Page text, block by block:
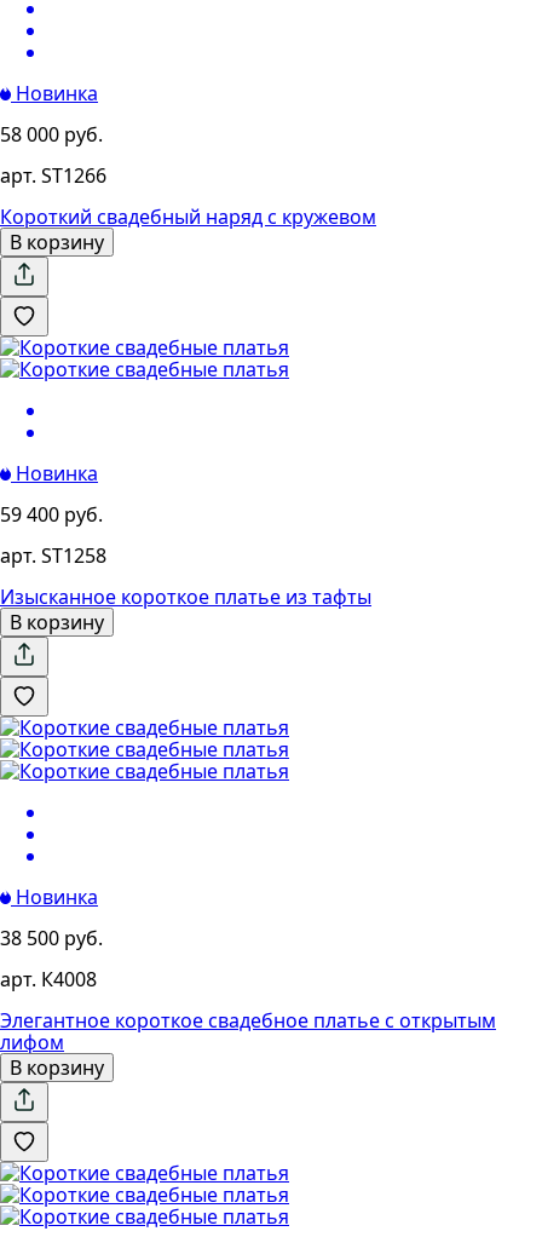
Новинка
58 000 руб.
арт. ST1266
Короткий свадебный наряд с кружевом
В корзину
Новинка
59 400 руб.
арт. ST1258
Изысканное короткое платье из тафты
В корзину
Новинка
38 500 руб.
арт. К4008
Элегантное короткое свадебное платье с открытым
лифом
В корзину